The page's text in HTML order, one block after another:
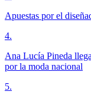
Apuestas por el
4.
Ana Lucía Pineda
por la moda nacional
5.